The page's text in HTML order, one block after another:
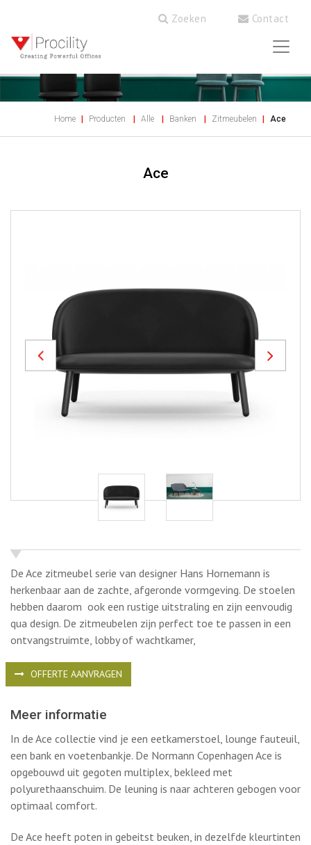
Zoeken Contact
Home Producten Alle Banken Zitmeubelen Ace
Ace
Previous Next
De Ace zitmeubel serie van designer Hans Hornemann is
herkenbaar aan de zachte, afgeronde vormgeving. De stoelen
hebben daarom ook een rustige uitstraling en zijn eenvoudig
qua design. De zitmeubelen zijn perfect toe te passen in een
ontvangstruimte, lobby of wachtkamer,
OFFERTE AANVRAGEN
Meer informatie
In de Ace collectie vind je een eetkamerstoel, lounge fauteuil,
een bank en voetenbankje. De Normann Copenhagen Ace is
opgebouwd uit gegoten multiplex, bekleed met
polyurethaanschuim. De leuning is naar achteren gebogen voor
optimaal comfort.
De Ace heeft poten in gebeitst beuken, in dezelfde kleurtinten